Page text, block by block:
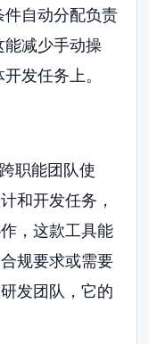
件自动分配负责
能减少手动操
发任务上。
职能团队使
和开发任务，
，这款工具能
规要求或需要
发团队，它的